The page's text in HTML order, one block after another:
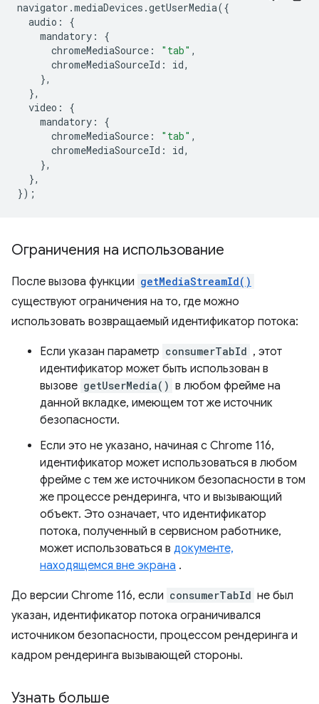
navigator .mediaDevices .getUserMedia({
audio :
{
mandatory :
{
chromeMediaSource : "tab" ,
chromeMediaSourceId : id,
},
},
video :
{
mandatory :
{
chromeMediaSource : "tab" ,
chromeMediaSourceId : id,
},
},
});
Ограничения на использование
После вызова функции getMediaStreamId()
существуют ограничения на то, где можно
использовать возвращаемый идентификатор потока:
Если указан параметр consumerTabId , этот
идентификатор может быть использован в
вызове getUserMedia() в любом фрейме на
данной вкладке, имеющем тот же источник
безопасности.
Если это не указано, начиная с Chrome 116,
идентификатор может использоваться в любом
фрейме с тем же источником безопасности в том
же процессе рендеринга, что и вызывающий
объект. Это означает, что идентификатор
потока, полученный в сервисном работнике,
может использоваться в документе,
находящемся вне экрана .
До версии Chrome 116, если consumerTabId не был
указан, идентификатор потока ограничивался
источником безопасности, процессом рендеринга и
кадром рендеринга вызывающей стороны.
Узнать больше